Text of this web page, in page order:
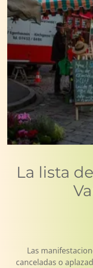
La lista
Las
canceladas o